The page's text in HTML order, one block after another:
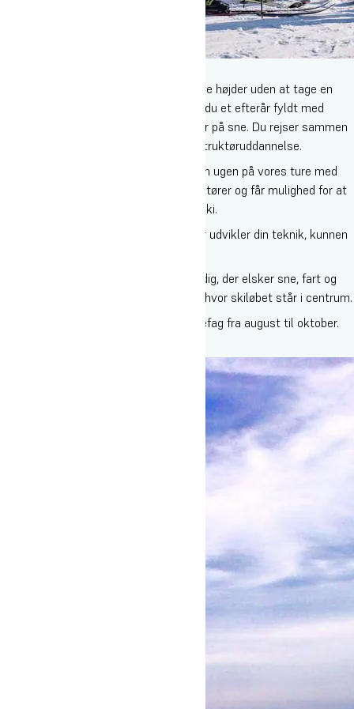
Drømmer du om at løfte dit skiløb til nye højder uden at tage en
instruktøruddannelse? På linjen Ski får du et efterår fyldt med
træning, fællesskab og store oplevelser på sne. Du rejser sammen
med de ski-elever, som tager deres instruktøruddannelse.
Her træner du egenfærdighed 7 dage om ugen på vores ture med
nogle af Danmarks dygtigste skiinstruktører og får mulighed for at
dykke ned i masser af udfordringer på ski.
Du får 15 dage i sneen, hvor du for alvor udvikler din teknik, kunnen
Ski-linjen er den perfekte mulighed for dig, der elsker sne, fart og
udvikling — og som vil have et efterår, hvor skiløbet står i centrum.
Vælger du Skilinjen, har du et andet linjefag fra august til oktober.